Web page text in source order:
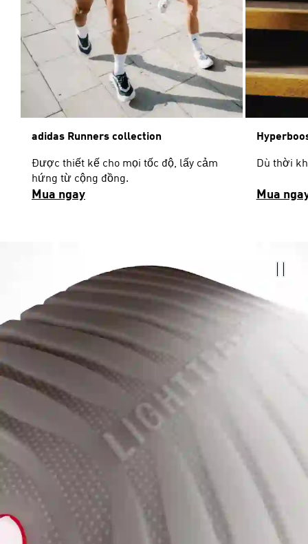
adidas Runners collection
Được thiết kế cho mọi tốc độ, lấy cảm
hứng từ cộng đồng.
Mua ngay
Dù thời
Mua